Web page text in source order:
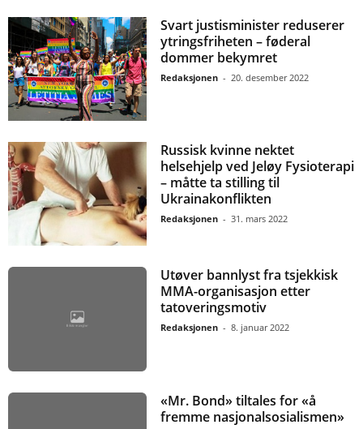
Svart justisminister reduserer
ytringsfriheten – føderal
dommer bekymret
Redaksjonen - 20. desember 2022
Russisk kvinne nektet
helsehjelp ved Jeløy Fysioterapi
– måtte ta stilling til
Ukrainakonflikten
Redaksjonen - 31. mars 2022
Utøver bannlyst fra tsjekkisk
MMA-organisasjon etter
tatoveringsmotiv
Redaksjonen - 8. januar 2022
«Mr. Bond» tiltales for «å
fremme nasjonalsosialismen»